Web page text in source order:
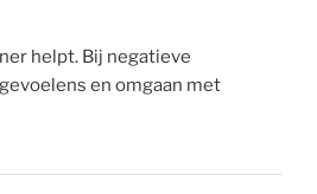
helpt. Bij negatieve
en omgaan met